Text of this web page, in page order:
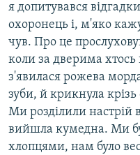
я допитувався
охоронець і, м'яко
чув. Про це
коли за дверима хтось
з'явилася рожева
зуби, й крикнула
Ми розділили настрій
вийшла кумедна. Ми
хлопцями, нам було